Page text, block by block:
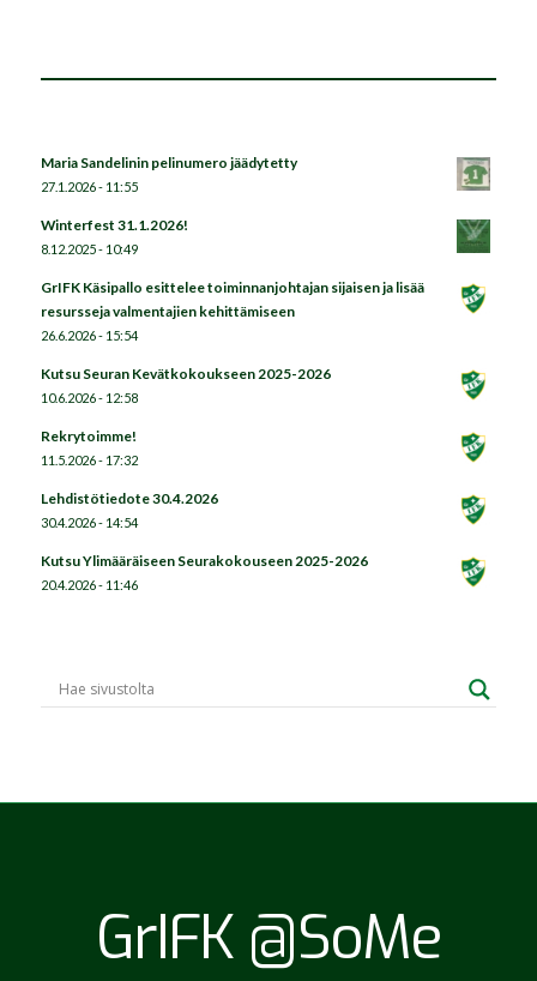
Maria Sandelinin pelinumero jäädytetty
27.1.2026 - 11:55
Winterfest 31.1.2026!
8.12.2025 - 10:49
GrIFK Käsipallo esittelee toiminnanjohtajan sijaisen ja lisää
resursseja valmentajien kehittämiseen
26.6.2026 - 15:54
Kutsu Seuran Kevätkokoukseen 2025-2026
10.6.2026 - 12:58
Rekrytoimme!
11.5.2026 - 17:32
Lehdistötiedote 30.4.2026
30.4.2026 - 14:54
Kutsu Ylimääräiseen Seurakokouseen 2025-2026
20.4.2026 - 11:46
GrIFK @SoMe